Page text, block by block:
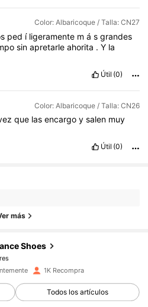
Color: Albaricoque / Talla: CN27
ped í ligeramente m á s grandes
sinapretarleahorita .Y la
Útil (0)
Color: Albaricoque / Talla: CN26
que lasencargoysalen muy
Útil (0)
más
Shoes
1 día
1K Recompra
Todos los artículos